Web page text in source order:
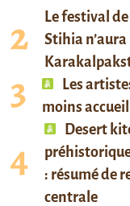
Le festival
Stihia n’aura
Les
moins
Desert
: résumé de
centrale